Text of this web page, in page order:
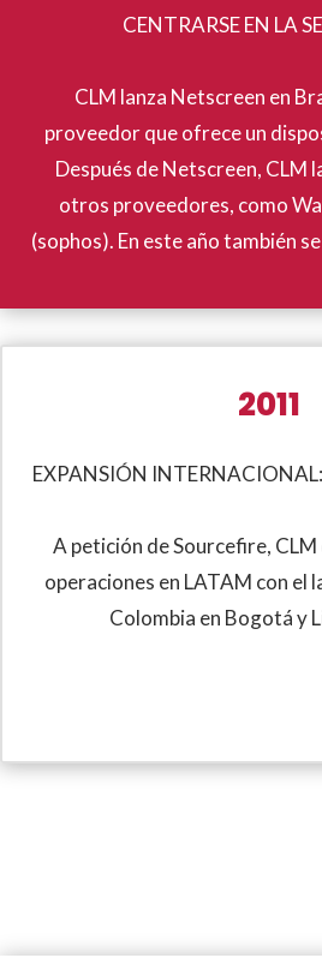
CENTRARSE EN LA
CLM lanza Netscreen en
proveedor que ofrece un
Después de Netscreen, CLM
otros proveedores, como
(sophos). En este año también
2011
EXPANSIÓN
A petición de Sourcefire,
operaciones en LATAM con el
Colombia en Bogotá y